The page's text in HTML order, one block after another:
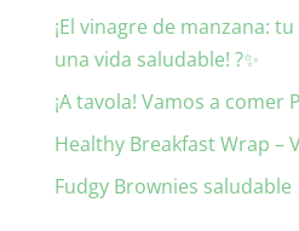
¡El vinagre de manzana:
una vida saludable! ?✨
¡A tavola! Vamos a comer
Healthy Breakfast Wrap –
Fudgy Brownies saludable